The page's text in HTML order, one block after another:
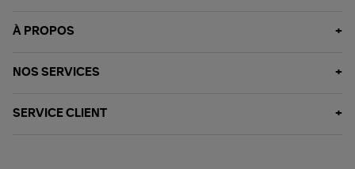
À PROPOS
NOS SERVICES
SERVICE CLIENT